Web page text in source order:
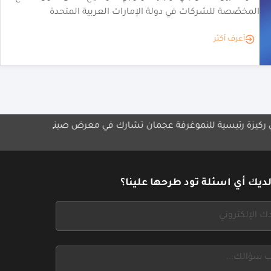
neofashion.ai لتلبية احتياجات علامات الأزياء
أعرف أكثر
للنموغرفة عجمان تشارك في معرض صينيمجموعة الشايع تطلق
أي اسئلة تود طرحها علينا؟